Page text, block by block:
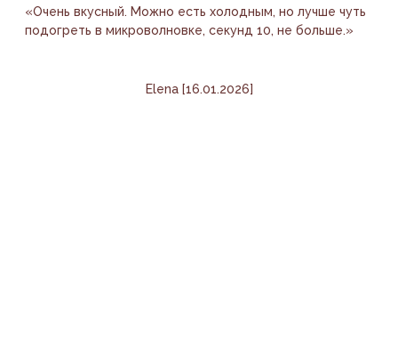
«Очень вкусный. Можно есть холодным, но лучше чуть
подогреть в микроволновке, секунд 10, не больше.»
Elena [16.01.2026]